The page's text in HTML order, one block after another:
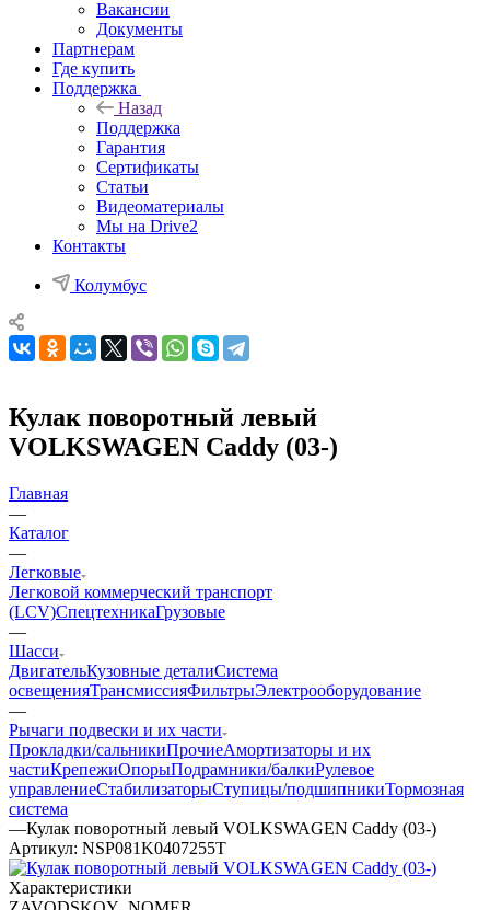
Вакансии
Документы
Партнерам
Где купить
Поддержка
Назад
Поддержка
Гарантия
Сертификаты
Статьи
Видеоматериалы
Мы на Drive2
Контакты
Колумбус
Кулак поворотный левый
VOLKSWAGEN Caddy (03-)
Главная
—
Каталог
—
Легковые
Легковой коммерческий транспорт
(LCV)СпецтехникаГрузовые
—
Шасси
ДвигательКузовные деталиСистема
освещенияТрансмиссияФильтрыЭлектрооборудование
—
Рычаги подвески и их части
Прокладки/сальникиПрочиеАмортизаторы и их
частиКрепежиОпорыПодрамники/балкиРулевое
управлениеСтабилизаторыСтупицы/подшипникиТормозная
система
—Кулак поворотный левый VOLKSWAGEN Caddy (03-)
Артикул: NSP081K0407255T
Характеристики